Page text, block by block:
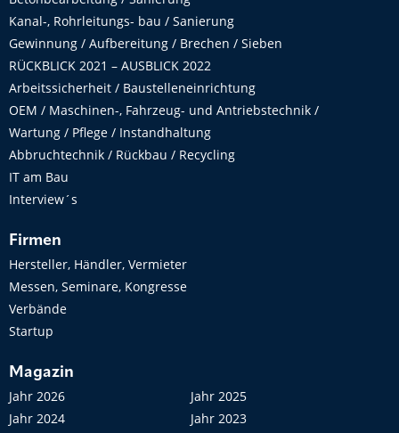
Kanal-, Rohrleitungs- bau / Sanierung
Gewinnung / Aufbereitung / Brechen / Sieben
RÜCKBLICK 2021 – AUSBLICK 2022
Arbeitssicherheit / Baustelleneinrichtung
OEM / Maschinen-, Fahrzeug- und Antriebstechnik /
Wartung / Pflege / Instandhaltung
Abbruchtechnik / Rückbau / Recycling
IT am Bau
Interview´s
Firmen
Hersteller, Händler, Vermieter
Messen, Seminare, Kongresse
Verbände
Startup
Magazin
Jahr 2026
Jahr 2025
Jahr 2024
Jahr 2023